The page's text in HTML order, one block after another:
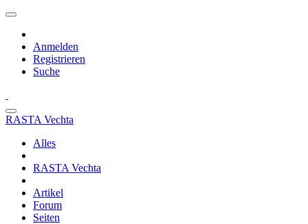
Anmelden
Registrieren
Suche
RASTA Vechta
Alles
RASTA Vechta
Artikel
Forum
Seiten